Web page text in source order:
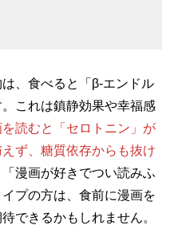
、食べると「β-エンドル
これは鎮静効果や幸福感
読むと「セロトニン」が
ず、糖質依存からも抜け
漫画が好きでつい読みふ
プの方は、食前に漫画を
できるかもしれません。